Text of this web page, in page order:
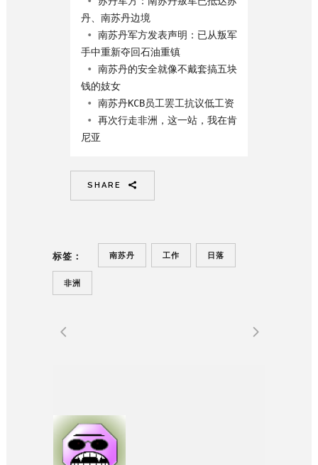
丹、南苏丹边境
• 南苏丹军方发表声明：已从叛军
手中重新夺回石油重镇
• 南苏丹的安全就像不戴套搞五块
钱的妓女
• 南苏丹KCB员工罢工抗议低工资
• 再次行走非洲，这一站，我在肯
尼亚
SHARE
标签： 南苏丹 工作 日落
非洲